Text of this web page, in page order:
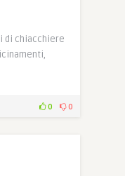
di chiacchiere
0 0